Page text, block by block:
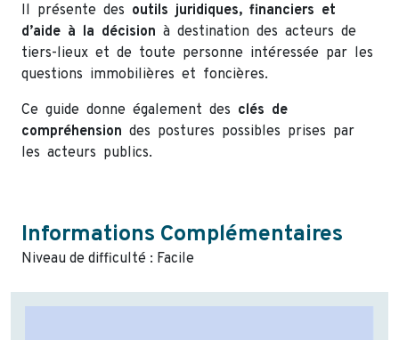
Il présente des outils juridiques, financiers et
d’aide à la décision à destination des acteurs de
tiers-lieux et de toute personne intéressée par les
questions immobilières et foncières.
Ce guide donne également des clés de
compréhension des postures possibles prises par
les acteurs publics.
Informations Complémentaires
Niveau de difficulté : Facile